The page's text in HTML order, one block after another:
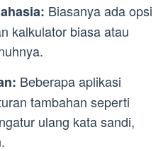
Biasanya ada opsi
kalkulator biasa atau
Beberapa aplikasi
tambahan seperti
ulang kata sandi,